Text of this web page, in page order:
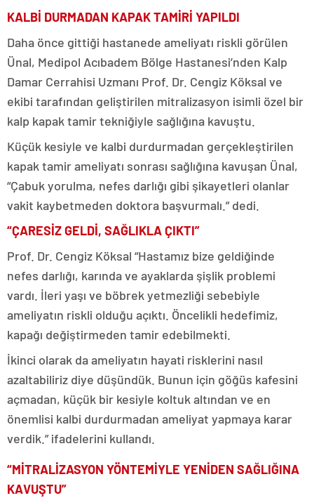
KALBİ DURMADAN KAPAK TAMİRİ YAPILDI
Daha önce gittiği hastanede ameliyatı riskli görülen
Ünal, Medipol Acıbadem Bölge Hastanesi’nden Kalp
Damar Cerrahisi Uzmanı Prof. Dr. Cengiz Köksal ve
ekibi tarafından geliştirilen mitralizasyon isimli özel bir
kalp kapak tamir tekniğiyle sağlığına kavuştu.
Küçük kesiyle ve kalbi durdurmadan gerçekleştirilen
kapak tamir ameliyatı sonrası sağlığına kavuşan Ünal,
“Çabuk yorulma, nefes darlığı gibi şikayetleri olanlar
vakit kaybetmeden doktora başvurmalı.” dedi.
“ÇARESİZ GELDİ, SAĞLIKLA ÇIKTI”
Prof. Dr. Cengiz Köksal “Hastamız bize geldiğinde
nefes darlığı, karında ve ayaklarda şişlik problemi
vardı. İleri yaşı ve böbrek yetmezliği sebebiyle
ameliyatın riskli olduğu açıktı. Öncelikli hedefimiz,
kapağı değiştirmeden tamir edebilmekti.
İkinci olarak da ameliyatın hayati risklerini nasıl
azaltabiliriz diye düşündük. Bunun için göğüs kafesini
açmadan, küçük bir kesiyle koltuk altından ve en
önemlisi kalbi durdurmadan ameliyat yapmaya karar
verdik.” ifadelerini kullandı.
“MİTRALİZASYON YÖNTEMİYLE YENİDEN SAĞLIĞINA
KAVUŞTU”